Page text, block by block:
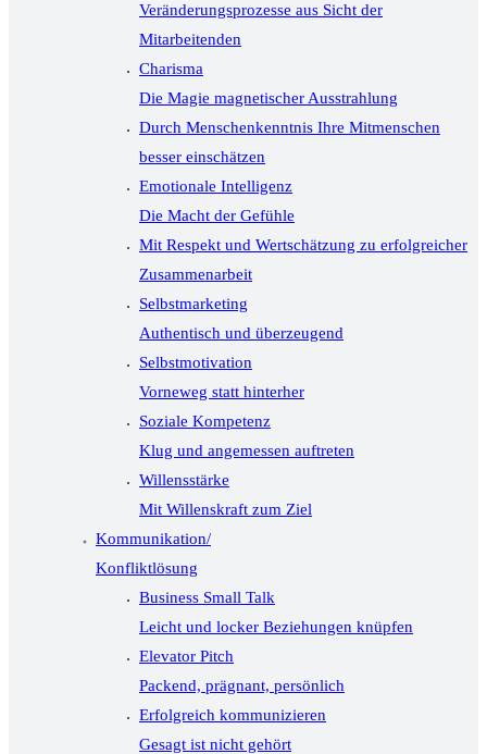
Veränderungsprozesse aus Sicht der
Mitarbeitenden
Charisma
Die Magie magnetischer Ausstrahlung
Durch Menschenkenntnis Ihre Mitmenschen
besser einschätzen
Emotionale Intelligenz
Die Macht der Gefühle
Mit Respekt und Wertschätzung zu erfolgreicher
Zusammenarbeit
Selbstmarketing
Authentisch und überzeugend
Selbstmotivation
Vorneweg statt hinterher
Soziale Kompetenz
Klug und angemessen auftreten
Willensstärke
Mit Willenskraft zum Ziel
Kommunikation/
Konfliktlösung
Business Small Talk
Leicht und locker Beziehungen knüpfen
Elevator Pitch
Packend, prägnant, persönlich
Erfolgreich kommunizieren
Gesagt ist nicht gehört